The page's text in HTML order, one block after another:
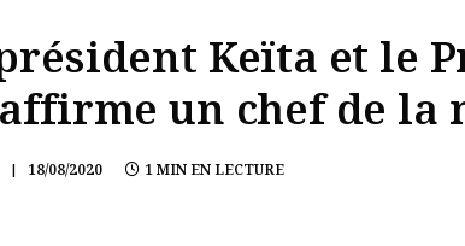
Keïta et le
un chef de la
18/08/2020 1 MIN EN LECTURE